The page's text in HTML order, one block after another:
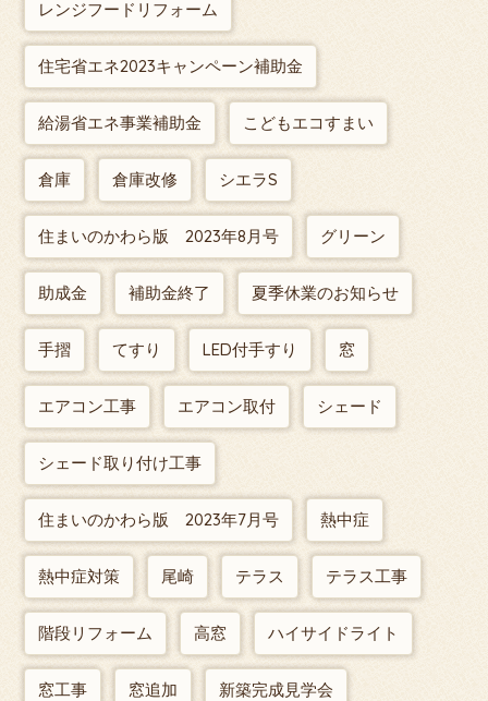
レンジフードリフォーム
住宅省エネ2023キャンペーン補助金
給湯省エネ事業補助金 こどもエコすまい
倉庫 倉庫改修 シエラS
住まいのかわら版 2023年8月号 グリーン
助成金 補助金終了 夏季休業のお知らせ
手摺 てすり LED付手すり 窓
エアコン工事 エアコン取付 シェード
シェード取り付け工事
住まいのかわら版 2023年7月号 熱中症
熱中症対策 尾崎 テラス テラス工事
階段リフォーム 高窓 ハイサイドライト
窓工事 窓追加 新築完成見学会